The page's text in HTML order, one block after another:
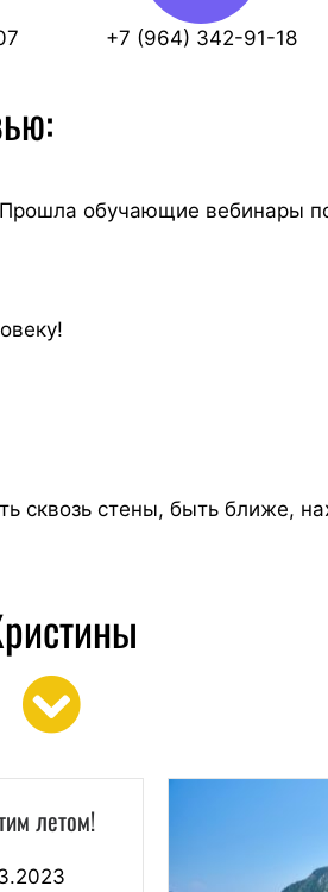
+7 (964) 342-91-18
обучающие вебинары
сквозь стены, быть ближе,
летом!